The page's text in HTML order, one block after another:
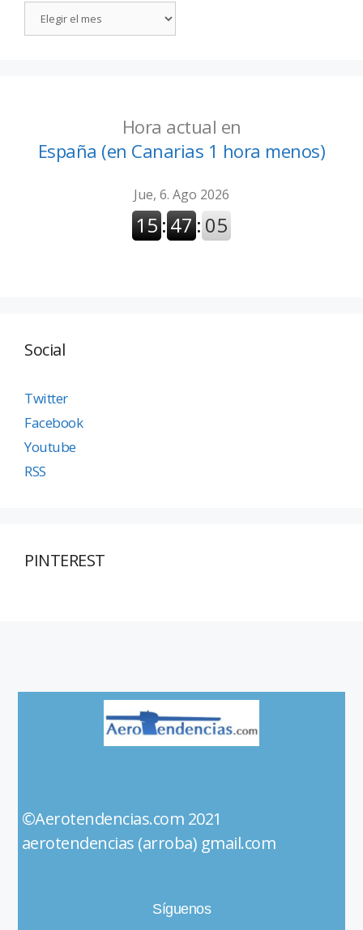
Hora actual en
España (en Canarias 1 hora menos)
Social
Twitter
Facebook
Youtube
RSS
PINTEREST
©Aerotendencias.com 2021
aerotendencias (arroba) gmail.com
Síguenos